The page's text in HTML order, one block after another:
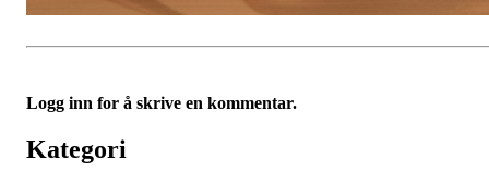
Logg inn for å skrive en kommentar.
Kategori